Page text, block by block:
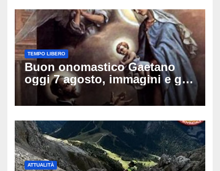
TEMPO LIBERO
Buon onomastico Gaetano
oggi 7 agosto, immagini e gif
di auguri da condividere sui
social
ATTUALITÀ